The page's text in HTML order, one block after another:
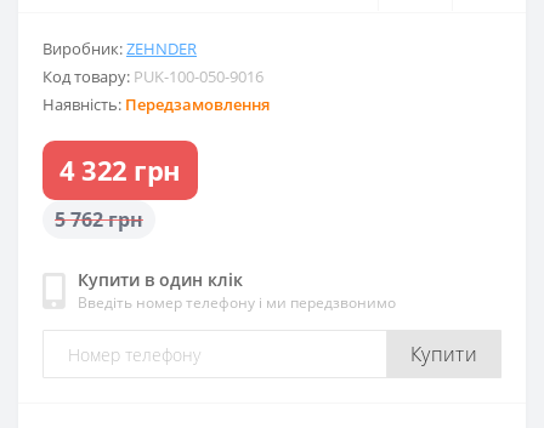
Виробник:ZEHNDER
Код товару: PUK-100-050-9016
Наявність: Передзамовлення
4 322 грн
5 762 грн
Купити в один клік
Введіть номер телефону і ми передзвонимо
Купити